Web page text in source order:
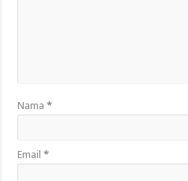
Nama*
Email*